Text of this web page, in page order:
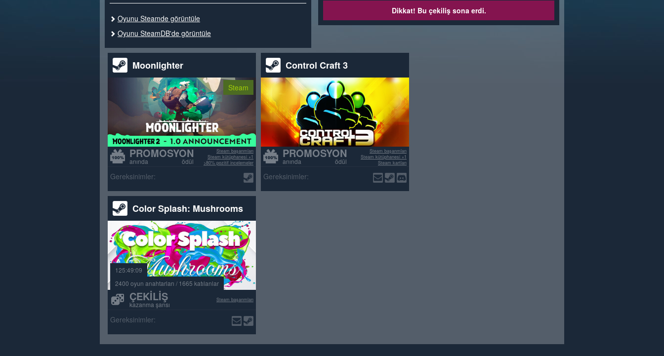
Oyunu Steamde görüntüle
Oyunu SteamDB'de görüntüle
Dikkat! Bu çekiliş sona erdi.
Moonlighter
Steam
PROMOSYON
anında ödül
Steam başarımları
Steam kütüphanesi +1
>80% pozitif incelemeler
Gereksinimler:
Control Craft 3
PROMOSYON
anında ödül
Steam başarımları
Steam kütüphanesi +1
Steam kartları
Gereksinimler:
Color Splash: Mushrooms
125:49:09
2400 oyun anahtarları / 1665 katılanlar
ÇEKILIŞ
kazanma şansı
Steam başarımları
Gereksinimler: